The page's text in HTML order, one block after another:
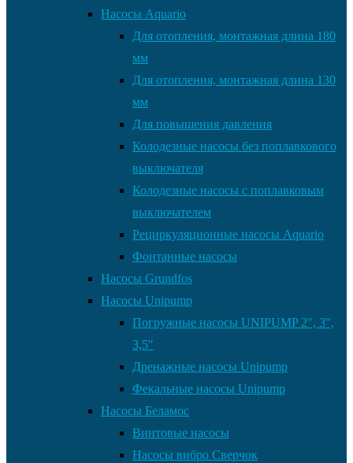
Насосы Aquario
Для отопления, монтажная длина 180
мм
Для отопления, монтажная длина 130
мм
Для повышения давления
Колодезные насосы без поплавкового
выключателя
Колодезные насосы с поплавковым
выключателем
Рециркуляционные насосы Aquario
Фонтанные насосы
Насосы Grundfos
Насосы Unipump
Погружные насосы UNIPUMP 2″, 3″,
3,5″
Дренажные насосы Unipump
Фекальные насосы Unipump
Насосы Беламос
Винтовые насосы
Насосы вибро Сверчок